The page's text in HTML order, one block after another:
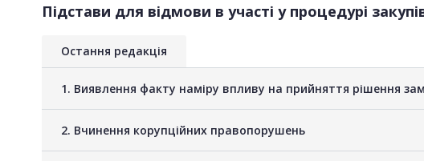
Підстави для відмови в участі у процедурі
Остання редакція
1. Виявлення факту наміру впливу на прийняття рішення
2. Вчинення корупційних правопорушень